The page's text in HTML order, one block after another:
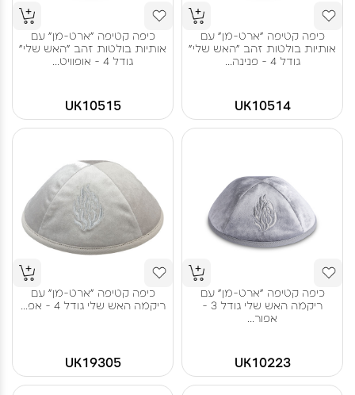
כיפה קטיפה "ארט-מן" עם
אותיות בולטות זהב "האש שלי"
גודל 4 - פנינה...
UK10514
כיפה קטיפה "ארט-מן" עם
אותיות בולטות זהב "האש שלי"
גודל 4 - אופוויט...
UK10515
כיפה קטיפה "ארט-מן" עם
ריקמה האש שלי גודל 3 -
אפור...
UK10223
כיפה קטיפה "ארט-מן" עם
ריקמה האש שלי גודל 4 - אפ...
UK19305